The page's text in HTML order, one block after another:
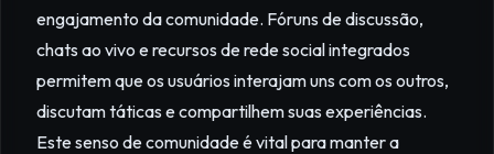
engajamento da comunidade. Fóruns de discussão,
chats ao vivo e recursos de rede social integrados
permitem que os usuários interajam uns com os outros,
discutam táticas e compartilhem suas experiências.
Este senso de comunidade é vital para manter a